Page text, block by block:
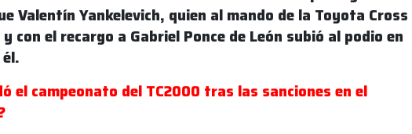
Valentín Yankelevich, quien al mando de la Toyota Cross
con el recargo a Gabriel Ponce de León subió al podio en
el campeonato del TC2000 tras las sanciones en el